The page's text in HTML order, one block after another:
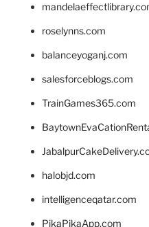
roselynns.com
balanceyoganj.com
salesforceblogs.com
TrainGames365.com
halobjd.com
intelligenceqatar.com
PikaPikaApp.com